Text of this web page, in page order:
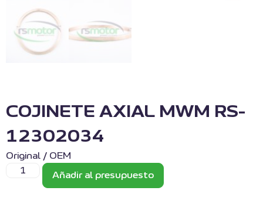
COJINETE AXIAL MWM RS-
12302034
Original / OEM
Añadir al presupuesto